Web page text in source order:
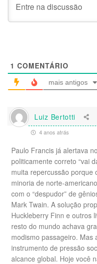
1 COMENTÁRIO
mais antigos
Luiz Bertotti
4 anos atrás
Paulo Francis já alertava
politicamente correto “vai
muita repercussão porque
minoria de norte-
com o “despudor” de
Mark Twain. A solução
Huckleberry Finn e outros
resto do mundo achava
modismo passageiro. Mas
instrumento de pressão
alcance global. Hoje você